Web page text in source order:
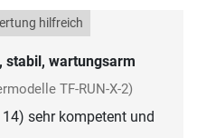
stabil, wartungsarm
hilfreich
TF-RUN-X-2)
sehr kompetent und